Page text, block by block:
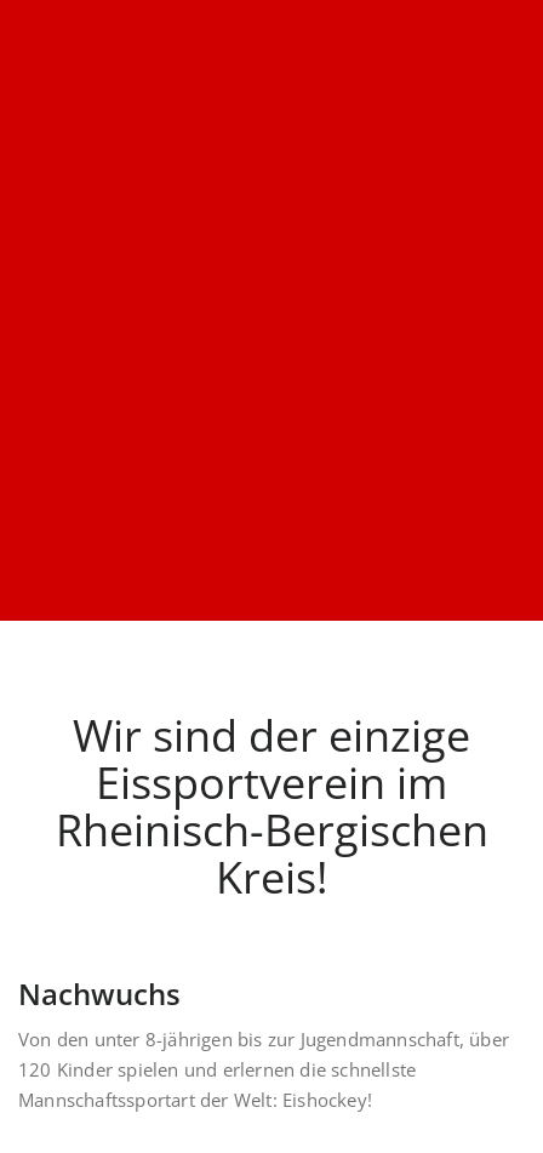
Wir sind der einzige
Eissportverein im
Rheinisch-Bergischen
Kreis!
Nachwuchs
Von den unter 8-jährigen bis zur Jugendmannschaft, über
120 Kinder spielen und erlernen die schnellste
Mannschaftssportart der Welt: Eishockey!